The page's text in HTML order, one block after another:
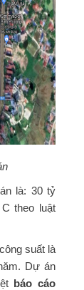
là: 30 tỷ
theo luật
suất là
Dự án
báo cáo